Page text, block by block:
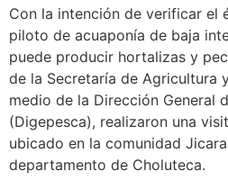
Con la intención de verificar el
piloto de acuaponía de baja
puede producir hortalizas y
de la Secretaría de Agricultura
medio de la Dirección General
(Digepesca), realizaron una
ubicado en la comunidad
departamento de Choluteca.